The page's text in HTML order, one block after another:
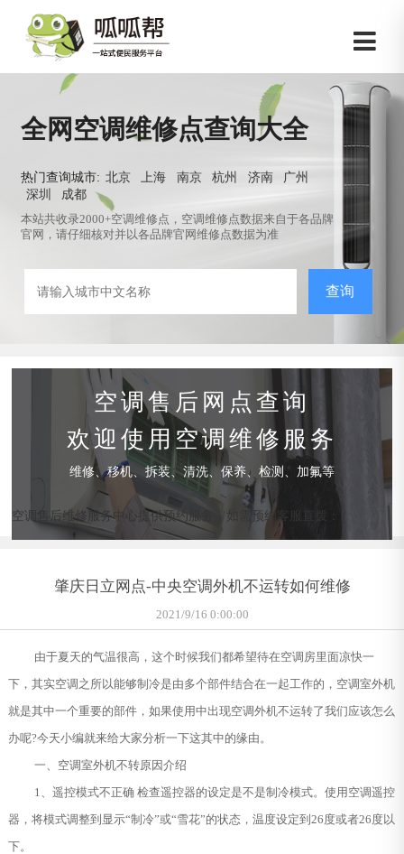
全网空调维修点查询大全
热门查询城市: 北京 上海 南京 杭州 济南
广州
深圳
成都
本站共收录2000+空调维修点，空调维修点数据来自于各品牌
官网，请仔细核对并以各品牌官网维修点数据为准
查询
空调售后网点查询
欢迎使用空调维修服务
维修、移机、拆装、清洗、保养、检测、加氟等
空调售后维修服务中心提供预约服务，如需预约客服直拨：
肇庆日立网点-中央空调外机不运转如何维修
2021/9/16 0:00:00
由于夏天的气温很高，这个时候我们都希望待在空调房里面凉快一
下，其实空调之所以能够制冷是由多个部件结合在一起工作的，空调室外机
就是其中一个重要的部件，如果使用中出现空调外机不运转了我们应该怎么
办呢?今天小编就来给大家分析一下这其中的缘由。
一、空调室外机不转原因介绍
1、遥控模式不正确 检查遥控器的设定是不是制冷模式。使用空调遥控
器，将模式调整到显示“制冷”或“雪花”的状态，温度设定到26度或者26度以
下。